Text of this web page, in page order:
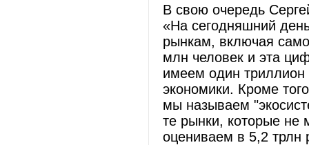
В свою очередь
«На сегодняшний
рынкам, включая
млн человек и эта
имеем один триллион
экономики. Кроме
мы называем
те рынки, которые не
оцениваем в 5,2 трлн